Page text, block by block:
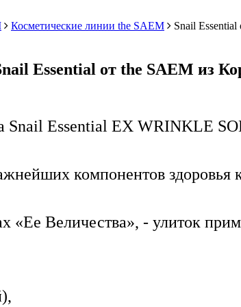
Косметические линии the SAEM Snail
Essential от the SAEM из
Snail Essential EX WRINKLE
компонентов
«Ее Величества», - улиток